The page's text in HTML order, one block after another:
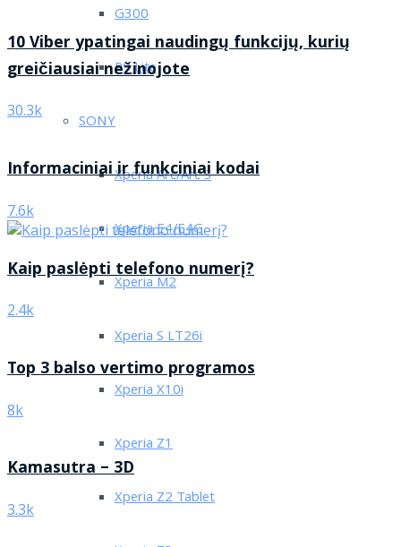
G300
P9 Lite
SONY
Xperia Arc/Arc S
Xperia E4/E4G
Xperia M2
Xperia S LT26i
Xperia X10i
Xperia Z1
Xperia Z2 Tablet
10 Viber ypatingai naudingų funkcijų, kurių
greičiausiai nežinojote
30.3k
Informaciniai ir funkciniai kodai
7.6k
Kaip paslėpti telefono numerį?
2.4k
Top 3 balso vertimo programos
8k
Kamasutra – 3D
3.3k